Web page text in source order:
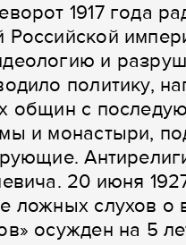
1917 года
и
политику,
общин с
и монастыри,
20 июня
ложных слухов
осужден на 5